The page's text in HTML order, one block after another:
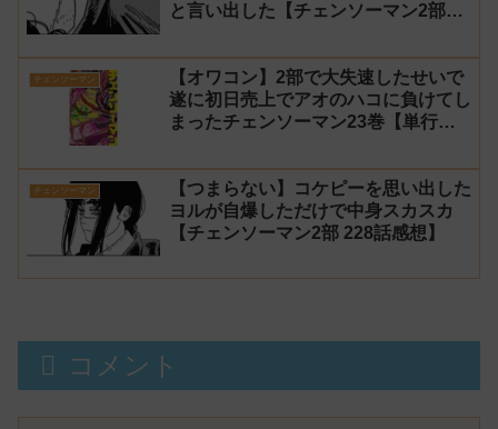
と言い出した【チェンソーマン2部
チェンソーマン
【オワコン】2部で大失速したせいで
遂に初日売上でアオのハコに負けてし
まったチェンソーマン23巻【単行
チェンソーマン
【つまらない】コケピーを思い出した
ヨルが自爆しただけで中身スカスカ
【チェンソーマン2部 228話感想】
コメント